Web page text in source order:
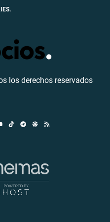
los derechos reservados
TikTokTelegramGoogle Discover